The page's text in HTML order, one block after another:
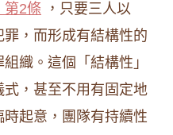
第2條 ，只要三人以
，而形成有結構性的
織。這個「結構性」
，甚至不用有固定地
起意，團隊有持續性